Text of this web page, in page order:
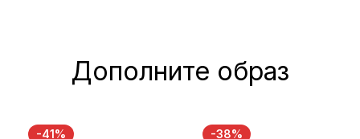
Дополните образ
-41% -38%